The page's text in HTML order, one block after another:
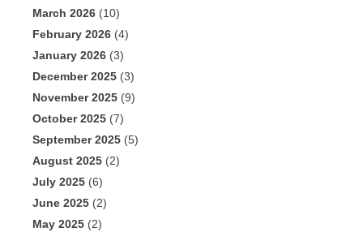
March 2026 (10)
February 2026 (4)
January 2026 (3)
December 2025 (3)
November 2025 (9)
October 2025 (7)
September 2025 (5)
August 2025 (2)
July 2025 (6)
June 2025 (2)
May 2025 (2)